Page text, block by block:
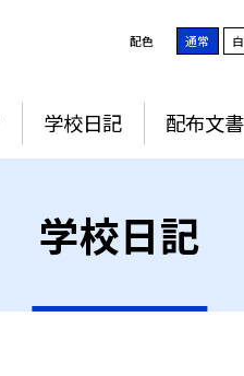
配色 通常
学校日記 配布文書
学校日記